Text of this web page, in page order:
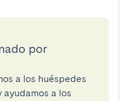
por
a los huéspedes
a los